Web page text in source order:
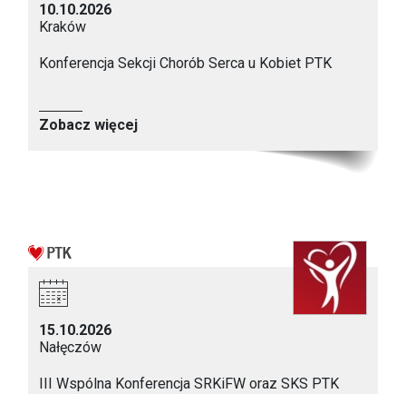
10.10.2026
Kraków
Konferencja Sekcji Chorób Serca u Kobiet PTK
Zobacz więcej
15.10.2026
Nałęczów
III Wspólna Konferencja SRKiFW oraz SKS PTK